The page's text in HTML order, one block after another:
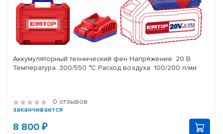
Аккумуляторный технический фен Напряжение: 20 В
Температура: 300/550 °C Расход воздуха: 100/200 л/ми
0 отзывов
заканчивается
8 800 ₽